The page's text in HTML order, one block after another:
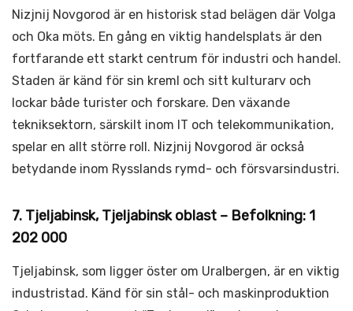
Nizjnij Novgorod är en historisk stad belägen där Volga
och Oka möts. En gång en viktig handelsplats är den
fortfarande ett starkt centrum för industri och handel.
Staden är känd för sin kreml och sitt kulturarv och
lockar både turister och forskare. Den växande
tekniksektorn, särskilt inom IT och telekommunikation,
spelar en allt större roll. Nizjnij Novgorod är också
betydande inom Rysslands rymd- och försvarsindustri.
7. Tjeljabinsk, Tjeljabinsk oblast – Befolkning: 1
202 000
Tjeljabinsk, som ligger öster om Uralbergen, är en viktig
industristad. Känd för sin stål- och maskinproduktion